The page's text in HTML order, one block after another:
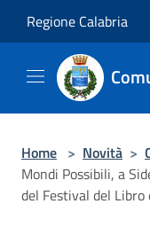
Regione Calabria
Home > Novità >
Mondi Possibili, a
del Festival del